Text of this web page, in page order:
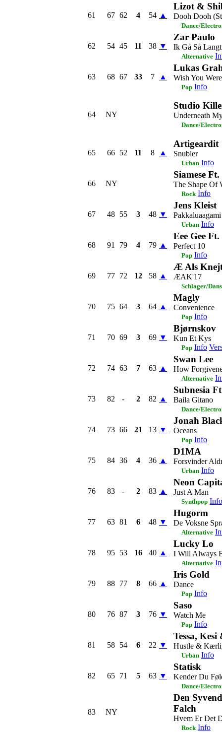
61 67 62 4 54 ▲
Lizot &
Dooh Dooh
Dance/
62 54 45 11 38 ▼
Zar Paulo
Ik Gå Så Langt
Alternative
63 68 67 33 7 ▲
Lukas
Wish You
Pop Info
64 NY
Studio
Underneath
Dance/
65 66 52 11 8 ▲
Artigeardit
Snubler
Urban Info
66 NY
Siamese
The Shape Of
Rock Info
67 48 55 3 48 ▼
Jens Kleist
Pakkaluaagami
Urban Info
68 91 79 4 79 ▲
Eee Gee
Perfect 10
Pop Info
69 77 72 12 58 ▲
Æ Als
ÆAK'17
Schlager/
70 75 64 3 64 ▲
Magly
Convenience
Pop Info
71 70 69 3 69 ▼
Bjørnskov
Kun Et Kys
Pop Info
72 74 63 7 63 ▲
Swan Lee
How
Alternative
73 82 - 2 82 ▲
Subnesia
Baila Gitano
Dance/
74 73 66 21 13 ▼
Jonah
Oceans
Pop Info
75 84 36 4 36 ▲
D1MA
Forsvinder
Urban Info
76 83 - 2 83 ▲
Neon
Just A Man
Synthpop Info
77 63 81 6 48 ▼
Hugorm
De Voksne
Alternative
78 95 53 16 40 ▲
Lucky Lo
I Will Always
Alternative
79 88 77 8 66 ▲
Iris Gold
Dance
Pop Info
80 76 87 3 76 ▼
Saso
Watch Me
Pop Info
81 58 54 6 22 ▼
Tessa,
Hustle &
Urban Info
82 65 71 5 63 ▼
Statisk
Kender Du
Dance/
83 NY
Den
Falch
Hvem Er Det
Rock Info